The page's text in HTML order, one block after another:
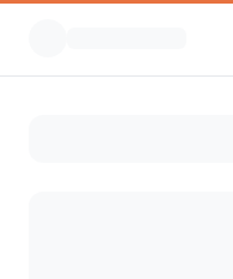
Deschutes
The Cove